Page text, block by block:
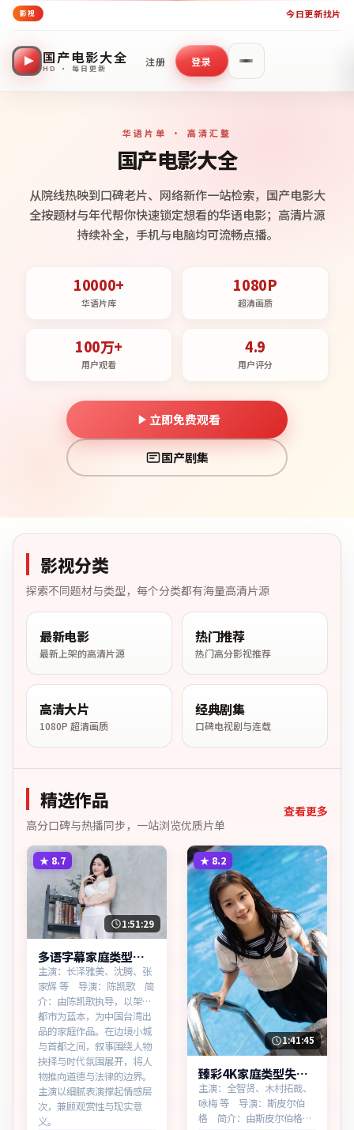
影视 今日更新找片
国产电影大全
HD · 每日更新
注册 登录
华语片单 · 高清汇整
国产电影大全
从院线热映到口碑老片、网络新作一站检索，国产电影大
全按题材与年代帮你快速锁定想看的华语电影；高清片源
持续补全，手机与电脑均可流畅点播。
10000+
华语片库
1080P
超清画质
100万+
用户观看
4.9
用户评分
立即免费观看
国产剧集
影视分类
探索不同题材与类型，每个分类都有海量高清片源
最新电影
最新上架的高清片源
热门推荐
热门高分影视推荐
高清大片
1080P 超清画质
经典剧集
口碑电视剧与连载
精选作品
高分口碑与热播同步，一站浏览优质片单
查看更多
★ 8.7
1:51:29
多语字幕家庭类型白
昼档案蓝光资源看
主演：长泽雅美、沈腾、张
家辉 等 导演：陈凯歌 简
介：由陈凯歌执导，以架空
都市为蓝本，为中国台湾出
品的家庭作品。在边境小城
与首都之间，叙事围绕人物
抉择与时代氛围展开，将人
物推向道德与法律的边界。
主演以细腻表演撑起情感层
次，兼顾观赏性与现实意
义。
★ 8.2
1:41:45
臻彩4K家庭类型失控
回响热播更新中
主演：全智贤、木村拓哉、
咏梅 等 导演：斯皮尔伯
格 简介：由斯皮尔伯格执